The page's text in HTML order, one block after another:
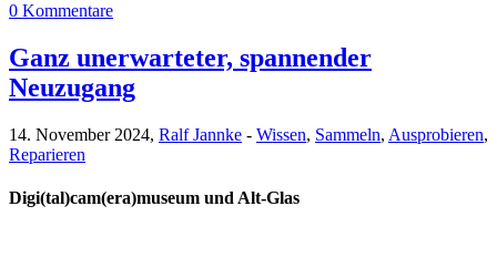
0 Kommentare
Ganz unerwarteter, spannender
Neuzugang
14. November 2024, Ralf Jannke - Wissen, Sammeln, Ausprobieren,
Reparieren
Digi(tal)cam(era)museum und Alt-Glas